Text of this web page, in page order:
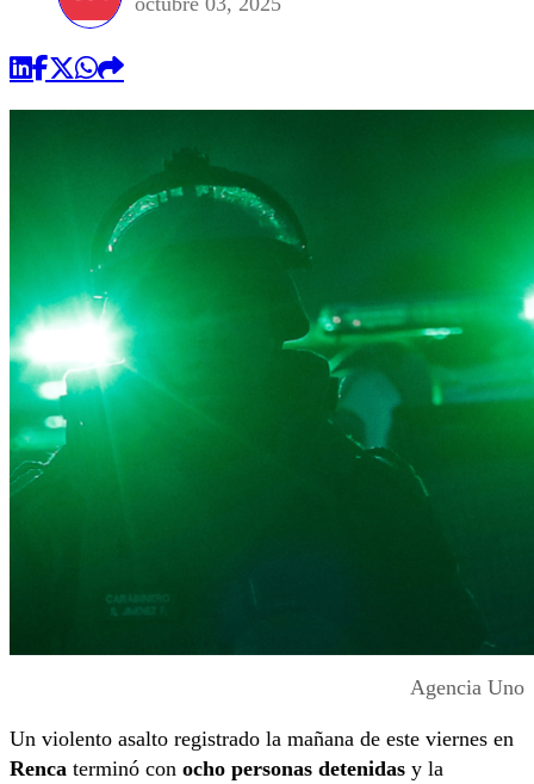
Agencia Uno
Un violento asalto registrado la mañana de este viernes en
Renca terminó con ocho personas detenidas y la